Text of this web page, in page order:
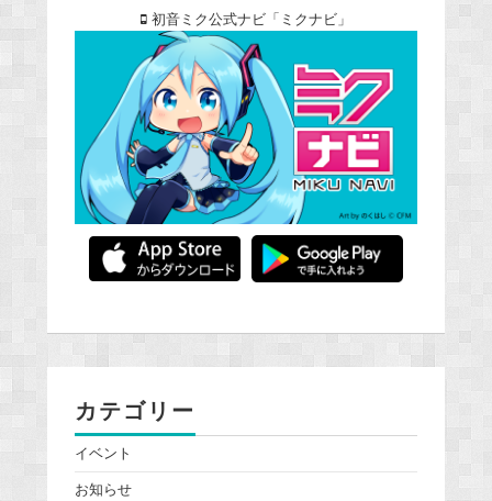
初音ミク公式ナビ「ミクナビ」
カテゴリー
イベント
お知らせ